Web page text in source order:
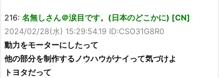
216: 名無しさん＠涙目です。(日本のどこかに) [CN]
2024/02/28(水) 15:29:54.19 ID:CSO31G8R0
動力をモーターにしたって
他の部分を制作するノウハウがナイって気づけよ
トヨタだって